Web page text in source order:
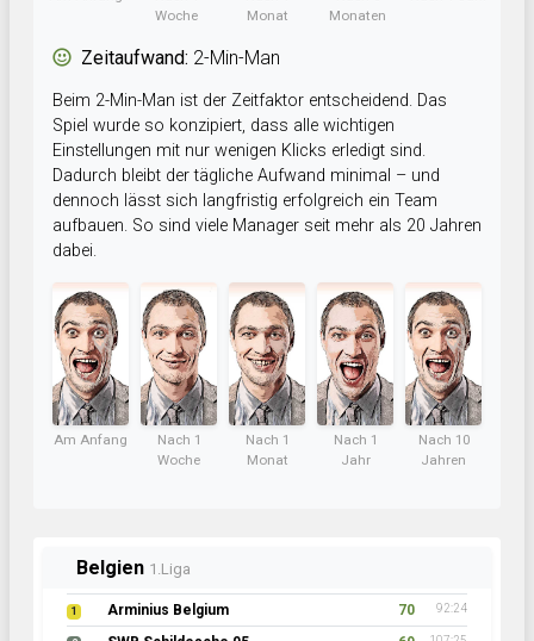
Woche
Monat
Monaten
Zeitaufwand: 2-Min-Man
Beim 2-Min-Man ist der Zeitfaktor entscheidend. Das
Spiel wurde so konzipiert, dass alle wichtigen
Einstellungen mit nur wenigen Klicks erledigt sind.
Dadurch bleibt der tägliche Aufwand minimal – und
dennoch lässt sich langfristig erfolgreich ein Team
aufbauen. So sind viele Manager seit mehr als 20 Jahren
dabei.
Am Anfang
Nach 1
Woche
Nach 1
Monat
Nach 1
Jahr
Nach 10
Jahren
Belgien 1.Liga
1 Arminius Belgium 70 92:24